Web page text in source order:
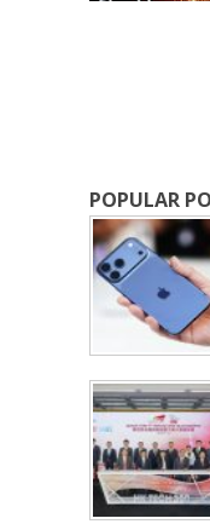
POPULAR